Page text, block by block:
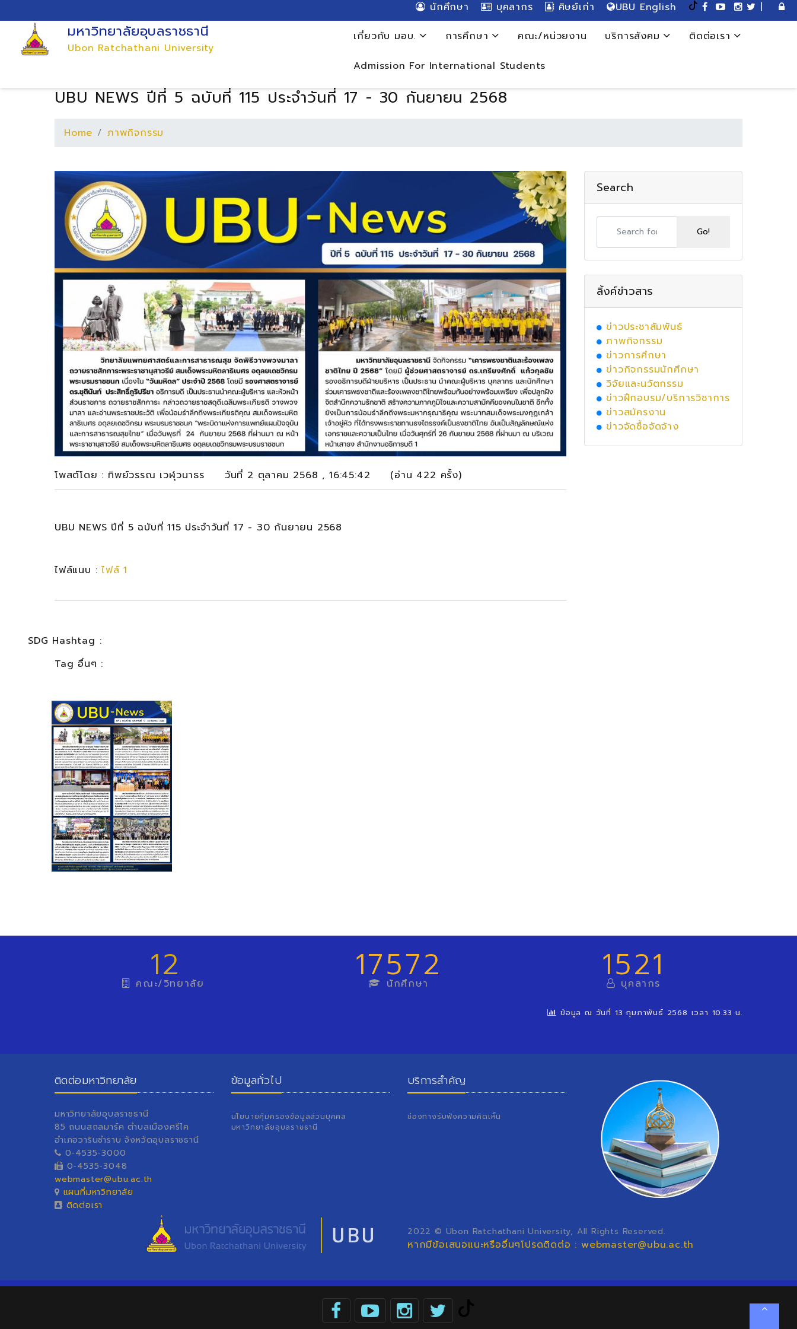
นักศึกษา บุคลากร ศิษย์เก่า UBU English |
มหาวิทยาลัยอุบลราชธานี
Ubon Ratchathani University
เกี่ยวกับ มอบ. การศึกษา คณะ/หน่วยงาน บริการสังคม ติดต่อเรา
Admission For International Students
UBU NEWS ปีที่ 5 ฉบับที่ 115 ประจำวันที่ 17 - 30 กันยายน 2568
Home ภาพกิจกรรม
โพสต์โดย : ทิพย์วรรณ เวฬุวนาธร วันที่ 2 ตุลาคม 2568 , 16:45:42 (อ่าน 422 ครั้ง)
UBU NEWS ปีที่ 5 ฉบับที่ 115 ประจำวันที่ 17 - 30 กันยายน 2568
ไฟล์แนบ :ไฟล์ 1
SDG Hashtag :
Tag อื่นๆ :
Search
ลิ้งค์ข่าวสาร
ข่าวประชาสัมพันธ์
ภาพกิจกรรม
ข่าวการศึกษา
ข่าวกิจกรรมนักศึกษา
วิจัยและนวัตกรรม
ข่าวฝึกอบรม/บริการวิชาการ
ข่าวสมัครงาน
ข่าวจัดซื้อจัดจ้าง
12
คณะ/วิทยาลัย 17572
นักศึกษา 1521
บุคลากร
ข้อมูล ณ วันที่ 13 กุมภาพันธ์ 2568 เวลา 10.33 น.
ติดต่อมหาวิทยาลัย
มหาวิทยาลัยอุบลราชธานี
85 ถนนสถลมาร์ค ตำบลเมืองศรีไค
อำเภอวารินชำราบ จังหวัดอุบลราชธานี
0-4535-3000
0-4535-3048
webmaster@ubu.ac.th
แผนที่มหาวิทยาลัย
ติดต่อเรา
ข้อมูลทั่วไป
นโยบายคุ้มครองข้อมูลส่วนบุคคล
มหาวิทยาลัยอุบลราชธานี
บริการสำคัญ
ช่องทางรับฟังความคิดเห็น
2022 © Ubon Ratchathani University, All Rights Reserved.
หากมีข้อเสนอแนะหรืออื่นๆโปรดติดต่อ : webmaster@ubu.ac.th